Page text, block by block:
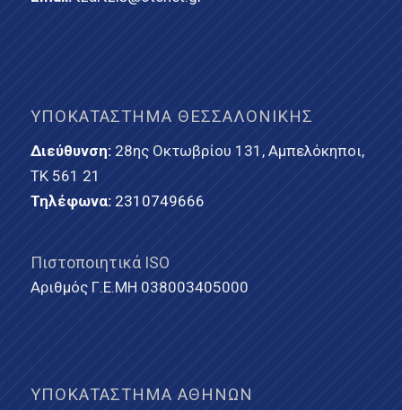
ΥΠΟΚΑΤΆΣΤΗΜΑ ΘΕΣΣΑΛΟΝΊΚΗΣ
Διεύθυνση:28ης Οκτωβρίου 131, Αμπελόκηποι,
ΤΚ 561 21
Τηλέφωνα: 2310749666
Πιστοποιητικά ISO
Αριθμός Γ.Ε.ΜΗ 038003405000
ΥΠΟΚΑΤΆΣΤΗΜΑ ΑΘΗΝΏΝ